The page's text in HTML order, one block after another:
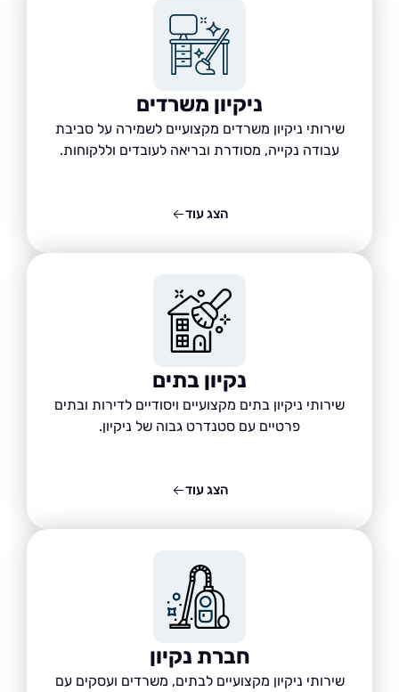
ניקיון משרדים
שירותי ניקיון משרדים מקצועיים לשמירה על סביבת
עבודה נקייה, מסודרת ובריאה לעובדים וללקוחות.
נקיון בתים
שירותי ניקיון בתים מקצועיים ויסודיים לדירות ובתים
פרטיים עם סטנדרט גבוה של ניקיון.
חברת נקיון
שירותי ניקיון מקצועיים לבתים, משרדים ועסקים עם